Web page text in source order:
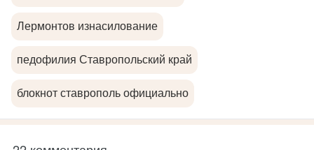
Лермонтов изнасилование
педофилия Ставропольский край
блокнот ставрополь официально